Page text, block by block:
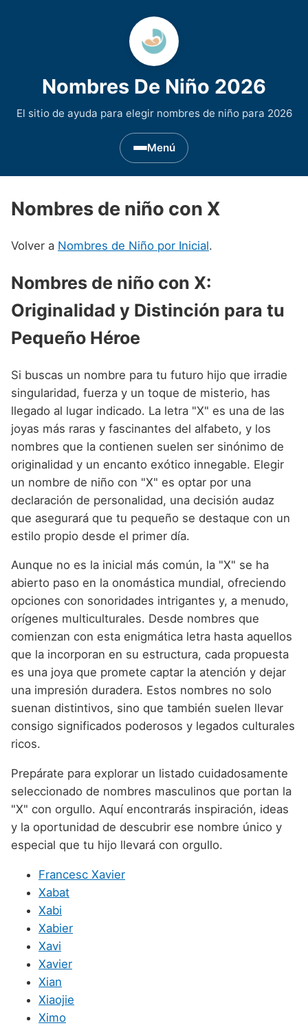
Nombres De Niño 2026
El sitio de ayuda para elegir nombres de niño para 2026
Menú
Nombres de niño que empiezan por A
Nombres de niño que empiezan por B
Nombres de niño que empiezan por C
Nombres de niño que empiezan por G
Nombres de niño que empiezan por H
Nombres de niño que empiezan por I
Nombres de niño que empiezan por J
Nombres de niño que empiezan por K
Nombres de niño que empiezan por L
Nombres de niño que empiezan por M
Nombres de niño que empiezan por N
Nombres de niño que empiezan por O
Nombres de niño que empiezan por P
Nombres de niño que empiezan por Q
Nombres de niño que empiezan por R
Nombres de niño que empiezan por S
Nombres de niño que empiezan por T
Nombres de niño que empiezan por V
Nombres de niño que empiezan por W
Nombres de niño que empiezan por Z
Nombres de Regiones de España
Nombres de Niño Andaluces
Nombres de Niño Aragoneses
Nombres de Niño Asturianos
Nombres de Niño Baleares
Nombres de Niño Cantabros
Nombres de Niño Castellanos
Nombres de Niño Catalanes
Nombres de Niño Extremeños
Nombres de Niño Gallegos
Nombres de Niño Madrileños
Nombres de Niño Murcianos
Nombres de Niño Navarros
Nombres de Niño Riojanos
Nombres de Niño Valencianos
Nombres de Niño Vascos
Nombres de Niño Historicos
Nombres de niño de Origen Biblico
Nombres de Niño Celtas
Nombres de Niño Egipcios
Nombres de Niño Mitologicos
Nombres de Niño Romanos
Nombres de Niño Vikingos
Nombres de Niño Extranjeros
Nombres de Niño Alemanes
Nombres de Niño Americanos
Nombres de Niño Chinos
Nombres de Niño Franceses
Nombres de Niño Hispanoamericanos
Nombres de Niño Ingleses
Nombres de Niño Italianos
Nombres de Niño Japoneses
Nombres de Niño Marroquíes
Nombres de Niño Portugueses
Nombres de Niño Rumanos
Nombres de Niño Rusos
Nombres de Niño Suecos
Buscar
Nombres de niño con X
Volver a Nombres de Niño por Inicial.
Nombres de niño con X:
Originalidad y Distinción para tu
Pequeño Héroe
Si buscas un nombre para tu futuro hijo que irradie
singularidad, fuerza y un toque de misterio, has
llegado al lugar indicado. La letra "X" es una de las
joyas más raras y fascinantes del alfabeto, y los
nombres que la contienen suelen ser sinónimo de
originalidad y un encanto exótico innegable. Elegir
un nombre de niño con "X" es optar por una
declaración de personalidad, una decisión audaz
que asegurará que tu pequeño se destaque con un
estilo propio desde el primer día.
Aunque no es la inicial más común, la "X" se ha
abierto paso en la onomástica mundial, ofreciendo
opciones con sonoridades intrigantes y, a menudo,
orígenes multiculturales. Desde nombres que
comienzan con esta enigmática letra hasta aquellos
que la incorporan en su estructura, cada propuesta
es una joya que promete captar la atención y dejar
una impresión duradera. Estos nombres no solo
suenan distintivos, sino que también suelen llevar
consigo significados poderosos y legados culturales
ricos.
Prepárate para explorar un listado cuidadosamente
seleccionado de nombres masculinos que portan la
"X" con orgullo. Aquí encontrarás inspiración, ideas
y la oportunidad de descubrir ese nombre único y
especial que tu hijo llevará con orgullo.
Francesc Xavier
Xabat
Xabi
Xabier
Xavi
Xavier
Xian
Xiaojie
Ximo